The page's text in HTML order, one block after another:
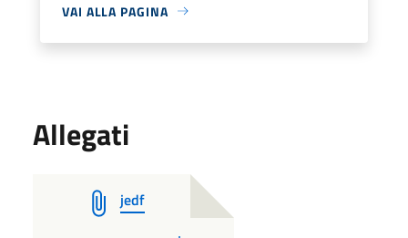
VAI ALLA PAGINA
Allegati
jedf